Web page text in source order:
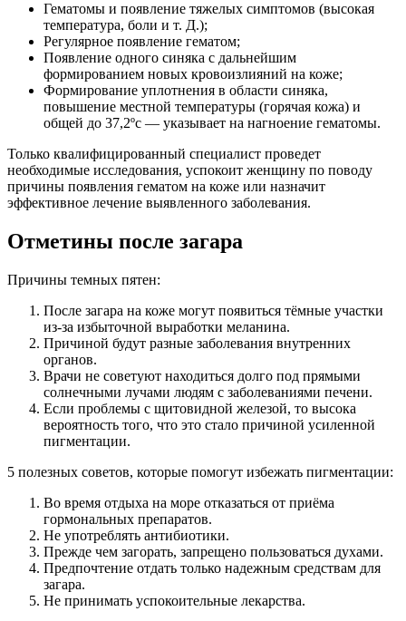
Гематомы и появление тяжелых симптомов (высокая
температура, боли и т. Д.);
Регулярное появление гематом;
Появление одного синяка с дальнейшим
формированием новых кровоизлияний на коже;
Формирование уплотнения в области синяка,
повышение местной температуры (горячая кожа) и
общей до 37,2ºс — указывает на нагноение гематомы.
Только квалифицированный специалист проведет
необходимые исследования, успокоит женщину по поводу
причины появления гематом на коже или назначит
эффективное лечение выявленного заболевания.
Отметины после загара
Причины темных пятен:
После загара на коже могут появиться тёмные участки
из-за избыточной выработки меланина.
Причиной будут разные заболевания внутренних
органов.
Врачи не советуют находиться долго под прямыми
солнечными лучами людям с заболеваниями печени.
Если проблемы с щитовидной железой, то высока
вероятность того, что это стало причиной усиленной
пигментации.
5 полезных советов, которые помогут избежать пигментации:
Во время отдыха на море отказаться от приёма
гормональных препаратов.
Не употреблять антибиотики.
Прежде чем загорать, запрещено пользоваться духами.
Предпочтение отдать только надежным средствам для
загара.
Не принимать успокоительные лекарства.